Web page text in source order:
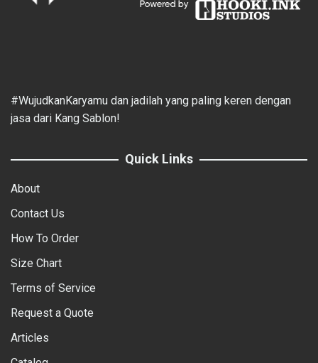
#WujudkanKaryamu dan jadilah yang paling keren dengan
jasa dari Kang Sablon!
Quick Links
About
Contact Us
How To Order
Size Chart
Terms of Service
Request a Quote
Articles